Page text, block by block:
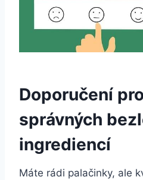
Doporučení
správných
ingrediencí
Máte rádi palačinky, ale